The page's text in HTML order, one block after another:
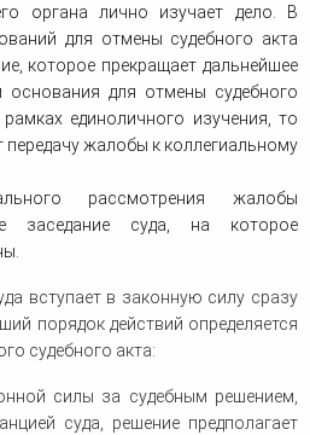
органа лично изучает дело. В
для отмены судебного акта
которое прекращает дальнейшее
основания для отмены судебного
единоличного изучения, то
передачу жалобы к коллегиальному
рассмотрения жалобы
заседание суда, на которое
вступает в законную силу сразу
порядок действий определяется
судебного акта:
силы за судебным решением,
суда, решение предполагает